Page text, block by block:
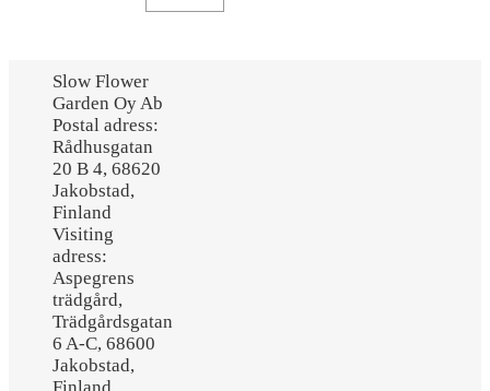
Slow Flower
Garden Oy Ab
Postal adress:
Rådhusgatan
20 B 4, 68620
Jakobstad,
Finland
Visiting
adress:
Aspegrens
trädgård,
Trädgårdsgatan
6 A-C, 68600
Jakobstad,